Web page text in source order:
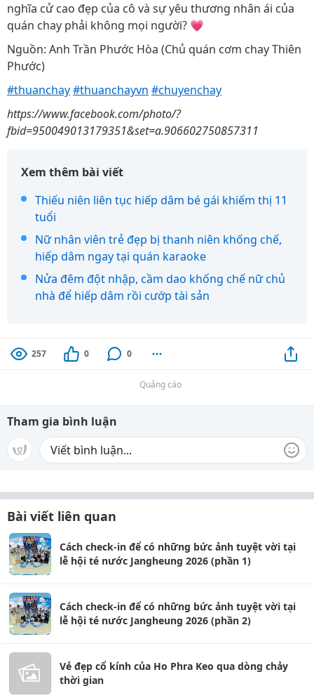
nghĩa cử cao đẹp của cô và sự yêu thương nhân ái của
quán chay phải không mọi người? 💗
Nguồn: Anh Trần Phước Hòa (Chủ quán cơm chay Thiên
Phước)
#thuanchay#thuanchayvn #chuyenchay
https://www.facebook.com/photo/?
fbid=950049013179351&set=a.906602750857311
Xem thêm bài viết
Thiếu niên liên tục hiếp dâm bé gái khiếm thị 11
tuổi
Nữ nhân viên trẻ đẹp bị thanh niên khống chế,
hiếp dâm ngay tại quán karaoke
Nửa đêm đột nhập, cầm dao khống chế nữ chủ
nhà để hiếp dâm rồi cướp tài sản
257 0 0
Quảng cáo
Tham gia bình luận
Bài viết liên quan
Cách check-in để có những bức ảnh tuyệt vời tại
lễ hội té nước Jangheung 2026 (phần 1)
Cách check-in để có những bức ảnh tuyệt vời tại
lễ hội té nước Jangheung 2026 (phần 2)
Vẻ đẹp cổ kính của Ho Phra Keo qua dòng chảy
thời gian